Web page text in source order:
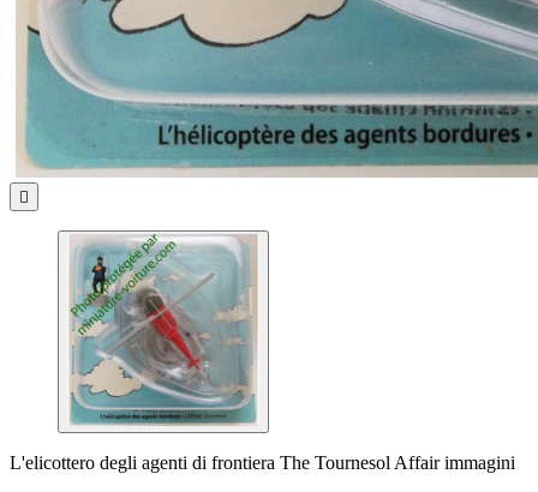

L'elicottero degli agenti di frontiera The Tournesol Affair immagini